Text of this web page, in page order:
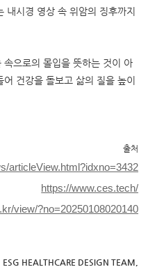
내시경 영상 속 위암의 징후까지
속으로의 몰입을 뜻하는 것이 아
건강을 돌보고 삶의 질을 높이
출처
articleView.html?idxno=3432
https://www.ces.tech/
view/?no=20250108020140
ESG HEALTHCARE DESIGN TEAM,